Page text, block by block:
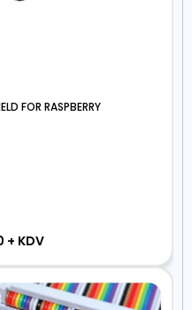
FOR RASPBERRY
+ KDV